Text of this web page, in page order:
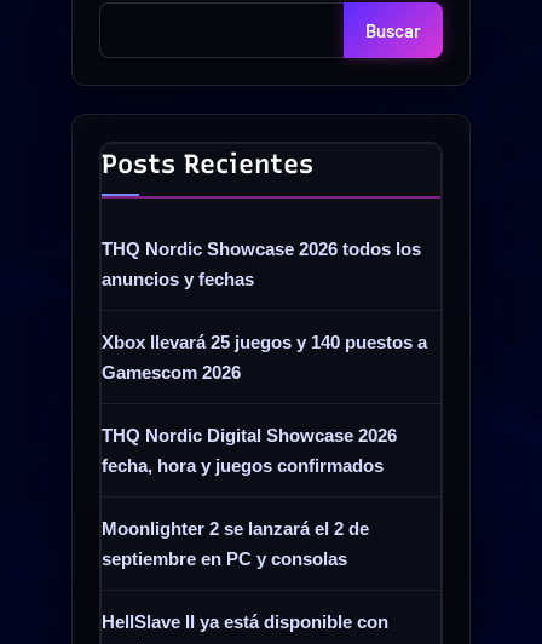
Buscar
Posts Recientes
THQ Nordic Showcase 2026 todos los
anuncios y fechas
Xbox llevará 25 juegos y 140 puestos a
Gamescom 2026
THQ Nordic Digital Showcase 2026
fecha, hora y juegos confirmados
Moonlighter 2 se lanzará el 2 de
septiembre en PC y consolas
HellSlave II ya está disponible con